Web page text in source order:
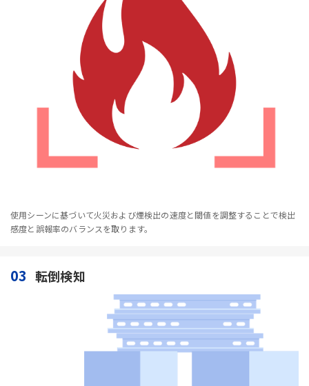
使用シーンに基づいて火災および煙検出の速度と閾値を調整することで検出
感度と誤報率のバランスを取ります。
03 転倒検知